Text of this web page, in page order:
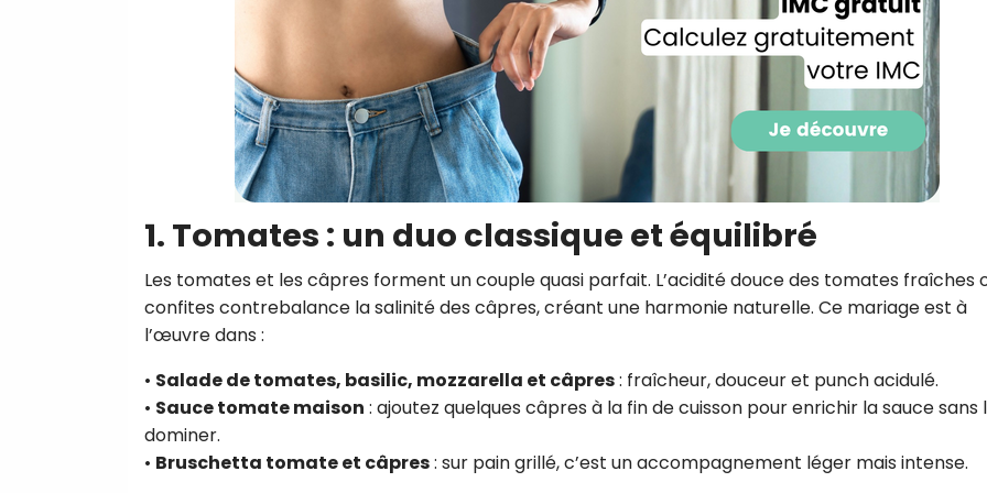
1. Tomates : un duo classique et équilibré
Les tomates et les câpres forment un couple quasi parfait. L’acidité douce des tomates fraîches
confites contrebalance la salinité des câpres, créant une harmonie naturelle. Ce mariage est à
l’œuvre dans :
• Salade de tomates, basilic, mozzarella et câpres: fraîcheur, douceur et punch acidulé.
• Sauce tomate maison : ajoutez quelques câpres à la fin de cuisson pour enrichir la sauce sans
dominer.
• Bruschetta tomate et câpres: sur pain grillé, c’est un accompagnement léger mais intense.